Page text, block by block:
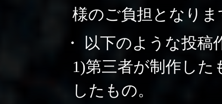
様のご負担となりま
・ 以下のような投
1)第三者が制作し
したもの。